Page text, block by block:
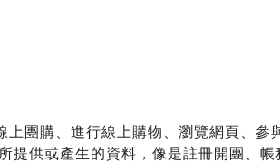
團購、進行線上購物、瀏覽網頁、
供或產生的資料，像是註冊開團、